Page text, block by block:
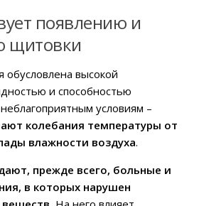
появлению и
щитовки
обусловлена высокой
и способностью
условиям –
колебания температуры от
влажности воздуха.
прежде всего, больные и
в которых нарушен